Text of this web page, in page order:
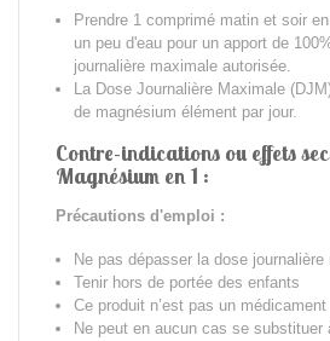
Prendre 1 comprimé matin et soir
un peu d'eau pour un apport de
journalière maximale autorisée.
La Dose Journalière Maximale
de magnésium élément par jour.
Contre-indications ou effets
Magnésium en 1 :
Précautions d'emploi :
Ne pas dépasser la dose journalière
Tenir hors de portée des enfants
Ce produit n’est pas un médicament
Ne peut en aucun cas se substituer